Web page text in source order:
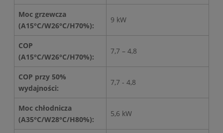
Moc grzewcza
(A15°C/W26°C/H70%):
9 kW
COP
(A15°C/W26°C/H70%):
7,7 – 4,8
COP przy 50%
wydajności:
7,7 - 4,8
Moc chłodnicza
(A35°C/W28°C/H80%):
5,6 kW